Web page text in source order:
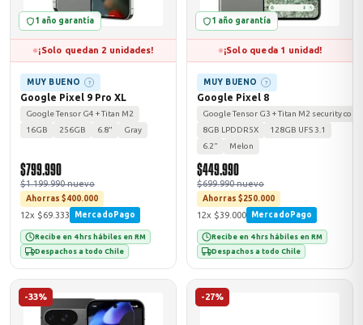
1 año garantía
¡Solo quedan 2 unidades!
MUY BUENO ?
Google Pixel 9 Pro XL
Google Tensor G4 + Titan M2
16GB
256GB 6.8" Gray
$799.990
$1.199.990 nuevo
Ahorras $400.000
12x $69.333 MercadoPago
Recibe en 4 hrs hábiles en RM
Despachos a todo Chile
1 año garantía
¡Solo queda 1 unidad!
MUY BUENO ?
Google Pixel 8
Google Tensor G3 + Titan M2 security
8GB LPDDR5X
128GB UFS 3.1
6.2"
Melon
$449.990
$699.990 nuevo
Ahorras $250.000
12x $39.000 MercadoPago
Recibe en 4 hrs hábiles en RM
Despachos a todo Chile
-33% -27%